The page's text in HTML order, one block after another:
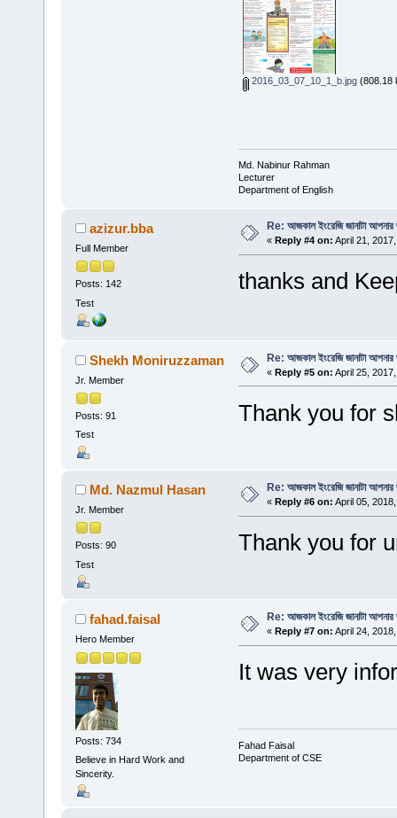
2016_03_07_10_1_b.jpg(808.18
Md. Nabinur Rahman
Lecturer
Department of English
azizur.bba
Full Member
Posts: 142
Test
Re: আজকাল ইংরেজি জানাটা
« Reply #4 on: April 21,
thanks and
Shekh Moniruzzaman
Jr. Member
Posts: 91
Test
Re: আজকাল ইংরেজি জানাটা
« Reply #5 on: April 25,
Thank you for
Md. Nazmul Hasan
Jr. Member
Posts: 90
Test
Re: আজকাল ইংরেজি জানাটা
« Reply #6 on: April 05,
Thank you for
fahad.faisal
Hero Member
Posts: 734
Believe in Hard Work and
Sincerity.
Re: আজকাল ইংরেজি জানাটা
« Reply #7 on: April 24,
It was very
Fahad Faisal
Department of CSE